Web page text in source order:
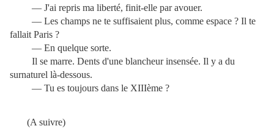
— J'ai repris ma liberté, finit-elle par avouer.
— Les champs ne te suffisaient plus, comme espace ? Il te
fallait Paris ?
— En quelque sorte.
Il se marre. Dents d'une blancheur insensée. Il y a du
surnaturel là-dessous.
— Tu es toujours dans le XIIIème ?
(A suivre)